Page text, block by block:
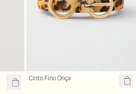
Cinto Fino Onça